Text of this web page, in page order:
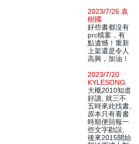
2023/7/26 袁
樹國
好些書都沒有
prc檔案，有
點遺憾！重新
上架還是令人
高興，加油！
2023/7/20
KYLESONG
大概2010知道
好讀, 就三不
五時來此找書,
原本只有看書
時順便回報一
些文字勘誤,
後來2015開始